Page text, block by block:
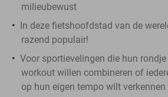
milieubewust
In deze fietshoofdstad van de
razend populair!
Voor sportievelingen die hun
workout willen combineren of
op hun eigen tempo wilt verkennen